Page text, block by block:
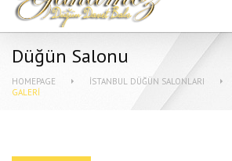
HIZMETLERIMIZ
GALERI
Düğün Salonu
HOMEPAGE İSTANBUL DÜĞÜN SALONLARI
GALERI